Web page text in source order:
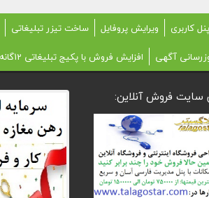
کاربری ویرایش پروفایل ساخت تیزر تبلیغاتی
آگهی افزایش فروش با پکیج تبلیغاتی 12گانه
سایت فروش آنلاین: